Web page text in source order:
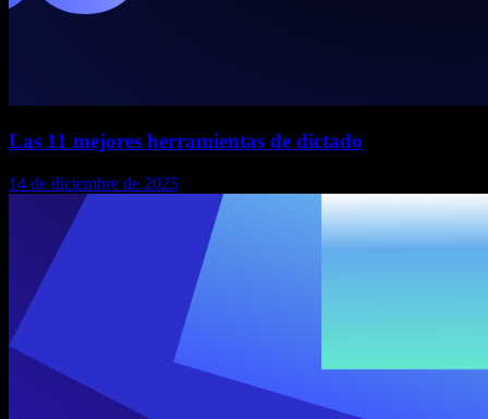
Las 11 mejores herramientas de dictado
14 de diciembre de 2025